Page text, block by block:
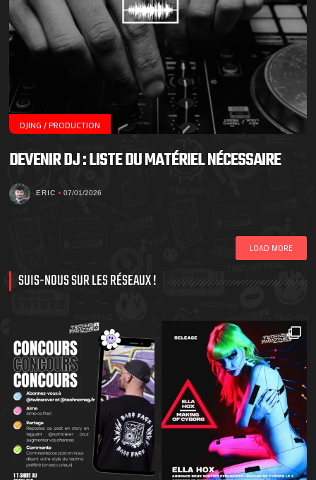
DJING / PRODUCTION
DEVENIR DJ : LISTE DU MATÉRIEL NÉCESSAIRE
ERIC 07/01/2026
LOAD MORE
SUIS-NOUS SUR LES RÉSEAUX !